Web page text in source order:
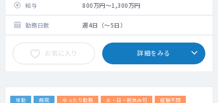
院内健診、巡回健診、人間ドック診察、結果
説明、読影
産業医業務（有資格者のみ）
＜目安＞
院内健診：人間ドック 25～30名程度/健
診 100名程度 ※予約状況により異なりま
す。
巡回健診：80～100名程度/1日の場合 ※健
給与 800万円～1,300万円
勤務日数 週4日（～5日）
お気に入り 詳細をみる
常勤 病院 ゆったり勤務 土・日・祝休み可
経験不問